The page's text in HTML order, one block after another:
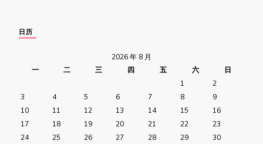
日历
2026 年 8 月
一
二 三 四 五 六
日
1
2
3
4 5 6 7 8
9
10
11 12 13 14 15
16
17
18 19 20 21 22
23
24
25 26 27 28 29
30